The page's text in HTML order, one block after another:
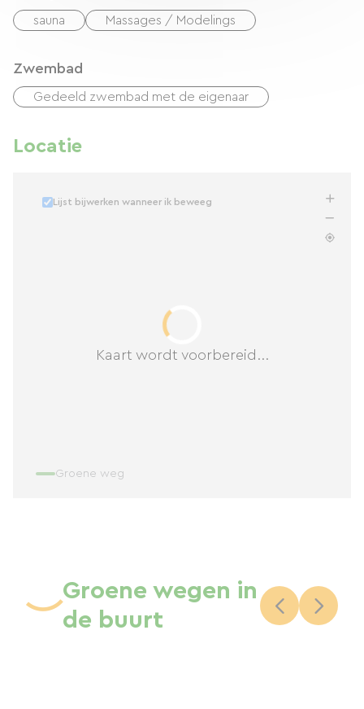
sauna Massages / Modelings
Zwembad
Gedeeld zwembad met de eigenaar
Locatie
Kaart wordt voorbereid...
Lijst bijwerken wanneer ik beweeg
Groene weg
Groene wegen in
de buurt